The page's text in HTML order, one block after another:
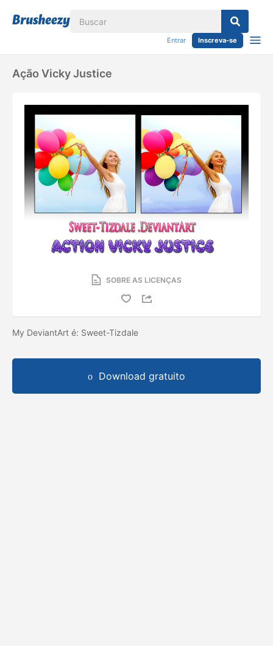
Entrar Inscreva-se
Ação Vicky Justice
SOBRE AS LICENÇAS
My DeviantArt é: Sweet-Tizdale
Download gratuito